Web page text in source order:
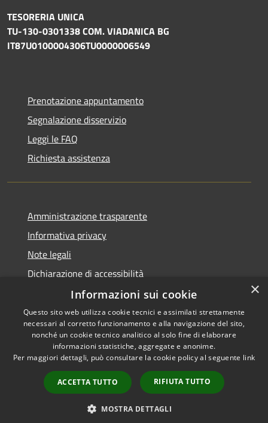
TESORERIA UNICA
TU-130-0301338 COM. VIADANICA BG
IT87U0100004306TU0000006549
Prenotazione appuntamento
Segnalazione disservizio
Leggi le FAQ
Richiesta assistenza
Amministrazione trasparente
Informativa privacy
Note legali
Dichiarazione di accessibilità
Accessibilità
Privacy
Mappa del sito
Copyright © 2026 • Comune di
Viadanica • Powered by
Municipium•Accesso
redazione
×
Informazioni sui cookie
Questo sito web utilizza cookie tecnici e assimilati strettamente
necessari al corretto funzionamento e alla navigazione del sito,
nonché un cookie tecnico analitico al solo fine di elaborare
informazioni statistiche, aggregate e anonime.
Per maggiori dettagli, può consultare la cookie policy al seguente link
ACCETTA TUTTO RIFIUTA TUTTO
MOSTRA DETTAGLI